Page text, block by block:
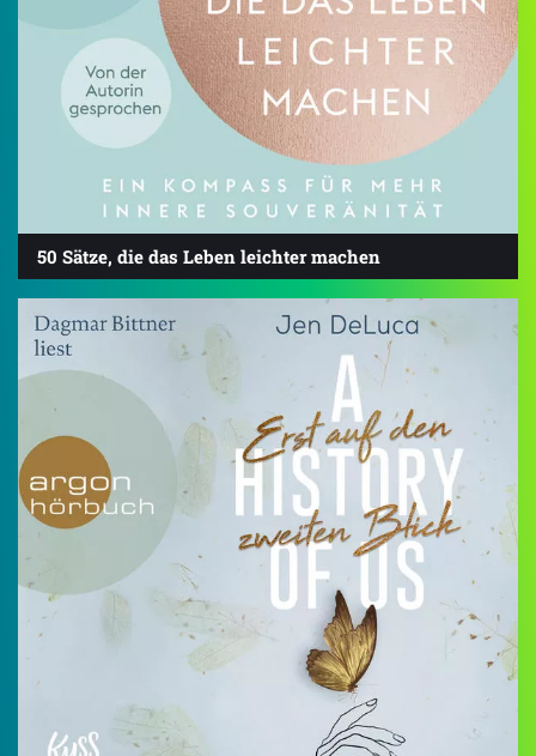
50 Sätze, die das Leben leichter machen